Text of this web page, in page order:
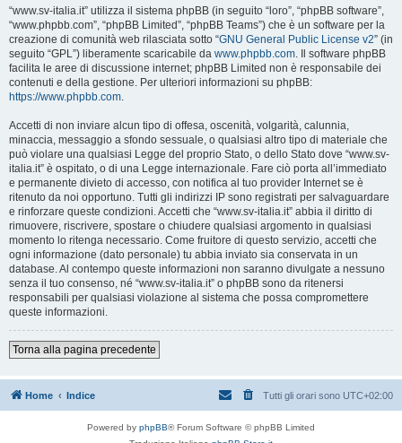
“www.sv-italia.it” utilizza il sistema phpBB (in seguito “loro”, “phpBB software”,
“www.phpbb.com”, “phpBB Limited”, “phpBB Teams”) che è un software per la
creazione di comunità web rilasciata sotto “GNU General Public License v2” (in
seguito “GPL”) liberamente scaricabile da www.phpbb.com. Il software phpBB
facilita le aree di discussione internet; phpBB Limited non è responsabile dei
contenuti e della gestione. Per ulteriori informazioni su phpBB:
https://www.phpbb.com.
Accetti di non inviare alcun tipo di offesa, oscenità, volgarità, calunnia,
minaccia, messaggio a sfondo sessuale, o qualsiasi altro tipo di materiale che
può violare una qualsiasi Legge del proprio Stato, o dello Stato dove “www.sv-
italia.it” è ospitato, o di una Legge internazionale. Fare ciò porta all’immediato
e permanente divieto di accesso, con notifica al tuo provider Internet se è
ritenuto da noi opportuno. Tutti gli indirizzi IP sono registrati per salvaguardare
e rinforzare queste condizioni. Accetti che “www.sv-italia.it” abbia il diritto di
rimuovere, riscrivere, spostare o chiudere qualsiasi argomento in qualsiasi
momento lo ritenga necessario. Come fruitore di questo servizio, accetti che
ogni informazione (dato personale) tu abbia inviato sia conservata in un
database. Al contempo queste informazioni non saranno divulgate a nessuno
senza il tuo consenso, né “www.sv-italia.it” o phpBB sono da ritenersi
responsabili per qualsiasi violazione al sistema che possa compromettere
queste informazioni.
Torna alla pagina precedente
Home Indice Tutti gli orari sono UTC+02:00
Powered by phpBB® Forum Software © phpBB Limited